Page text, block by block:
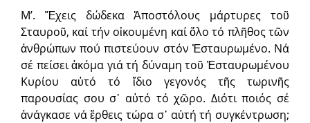
Μ’. Ἔχεις δώδεκα Ἀποστόλους μάρτυρες τοῦ
Σταυροῦ, καί τήν οἰκουμένη καί ὅλο τό πλῆθος τῶν
ἀνθρώπων πού πιστεύουν στόν Ἐσταυρωμένο. Νά
σέ πείσει ἀκόμα γιά τή δύναμη τοῦ Ἐσταυρωμένου
Κυρίου αὐτό τό ἴδιο γεγονός τῆς τωρινῆς
παρουσίας σου σ᾽ αὐτό τό χῶρο. Διότι ποιός σέ
ἀνάγκασε νά ἔρθεις τώρα σ᾽ αὐτή τή συγκέντρωση;